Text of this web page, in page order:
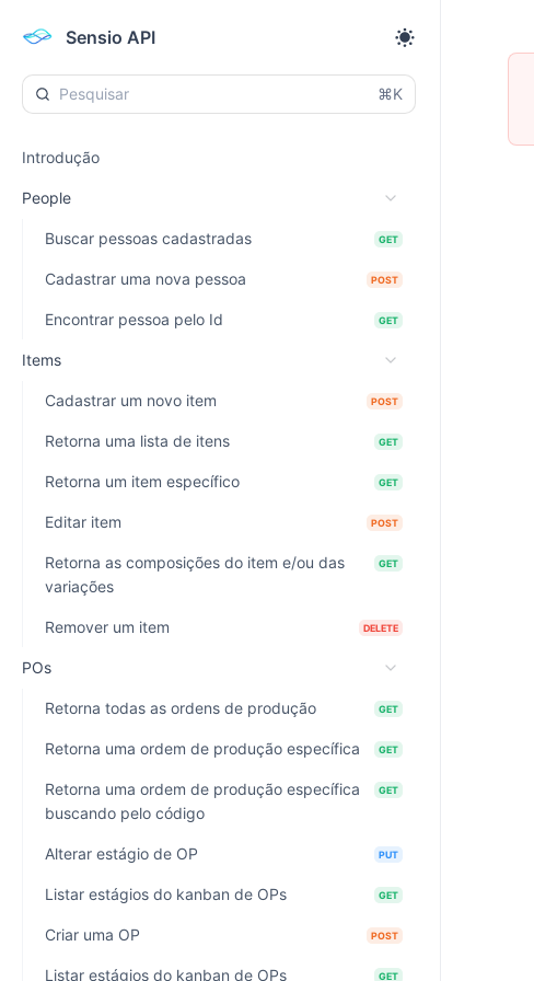
Sensio API
⌘K
Introdução
People
Buscar pessoas cadastradas GET
Cadastrar uma nova pessoa POST
Encontrar pessoa pelo Id GET
Items
Cadastrar um novo item POST
Retorna uma lista de itens GET
Retorna um item específico GET
Editar item POST
Retorna as composições do item e/ou das
variações
GET
Remover um item DELETE
POs
Retorna todas as ordens de produção GET
Retorna uma ordem de produção específica GET
Retorna uma ordem de produção específica
buscando pelo código
GET
Alterar estágio de OP PUT
Listar estágios do kanban de OPs GET
Criar uma OP POST
Listar estágios do kanban de OPs GET